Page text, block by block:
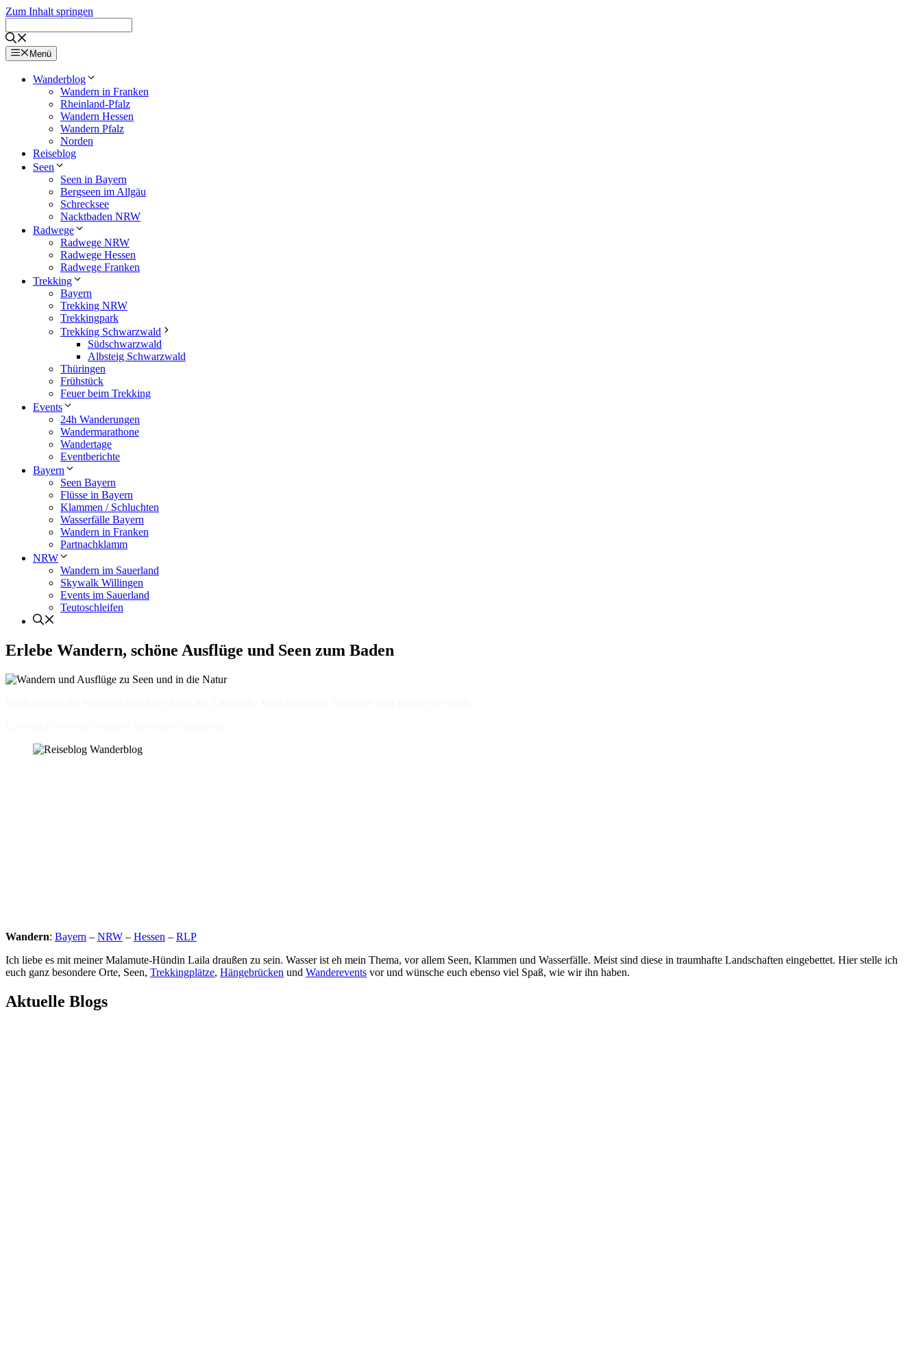
Zum Inhalt springen
Menü
Wanderblog
Wandern in Franken
Rheinland-Pfalz
Wandern Hessen
Wandern Pfalz
Norden
Reiseblog
Seen
Seen in Bayern
Bergseen im Allgäu
Schrecksee
Nacktbaden NRW
Radwege
Radwege NRW
Radwege Hessen
Radwege Franken
Trekking
Bayern
Trekking NRW
Trekkingpark
Trekking Schwarzwald
Südschwarzwald
Albsteig Schwarzwald
Thüringen
Frühstück
Feuer beim Trekking
Events
24h Wanderungen
Wandermarathone
Wandertage
Eventberichte
Bayern
Seen Bayern
Flüsse in Bayern
Klammen / Schluchten
Wasserfälle Bayern
Wandern in Franken
Partnachklamm
NRW
Wandern im Sauerland
Skywalk Willingen
Events im Sauerland
Teutoschleifen
Erlebe Wandern, schöne Ausflüge und Seen zum Baden
Wandern: Bayern – NRW – Hessen – RLP
Ich liebe es mit meiner Malamute-Hündin Laila draußen zu sein. Wasser ist eh mein Thema, vor allem Seen, Klammen und Wasserfälle. Meist sind diese in traumhafte Landschaften eingebettet. Hier stelle ich
euch ganz besondere Orte, Seen, Trekkingplätze, Hängebrücken und Wanderevents vor und wünsche euch ebenso viel Spaß, wie wir ihn haben.
Aktuelle Blogs